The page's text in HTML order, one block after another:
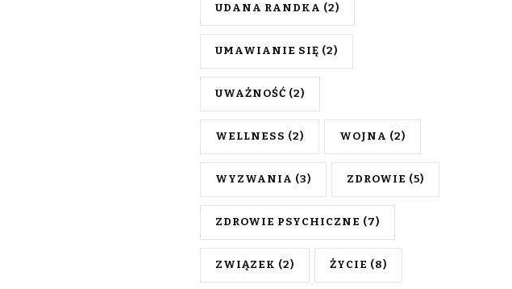
UDANA RANDKA (2)
UMAWIANIE SIĘ (2)
UWAŻNOŚĆ (2)
WELLNESS (2) WOJNA (2)
WYZWANIA (3) ZDROWIE (5)
ZDROWIE PSYCHICZNE (7)
ZWIĄZEK (2) ŻYCIE (8)